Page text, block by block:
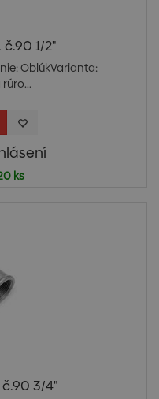
1/2"
OblúkVarianta:
ks
3/4"